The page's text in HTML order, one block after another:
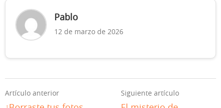
Pablo
12 de marzo de 2026
Artículo anterior Siguiente artículo